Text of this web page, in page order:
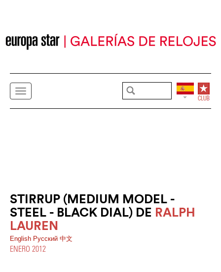
STIRRUP (MEDIUM MODEL -
STEEL - BLACK DIAL) DE RALPH
LAUREN
English Pусский 中文
ENERO 2012